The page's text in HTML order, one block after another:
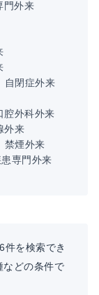
門外来
自閉症外来
腔外科外来
外来
禁煙外来
患専門外来
件を検索でき
などの条件で